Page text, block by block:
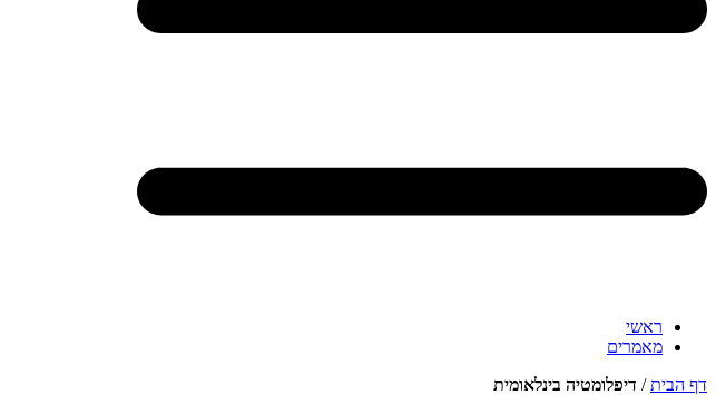
ראשי
מאמרים
דף הבית/ דיפלומטיה בינלאומית